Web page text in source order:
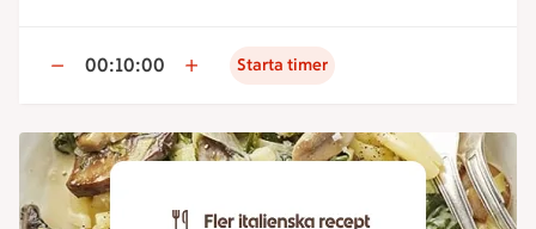
00:10:00 Starta timer